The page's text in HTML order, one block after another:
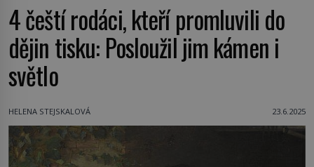
4 čeští rodáci, kteří promluvili do
dějin tisku: Posloužil jim kámen i
světlo
HELENA STEJSKALOVÁ 23.6.2025